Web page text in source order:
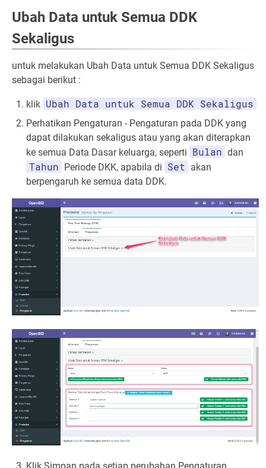
Ubah Data untuk Semua DDK
Sekaligus
untuk melakukan Ubah Data untuk Semua DDK Sekaligus
sebagai berikut :
klik Ubah Data untuk Semua DDK Sekaligus
Perhatikan Pengaturan - Pengaturan pada DDK yang
dapat dilakukan sekaligus atau yang akan diterapkan
ke semua Data Dasar keluarga, seperti Bulan dan
Tahun Periode DKK, apabila di Set akan
berpengaruh ke semua data DDK.